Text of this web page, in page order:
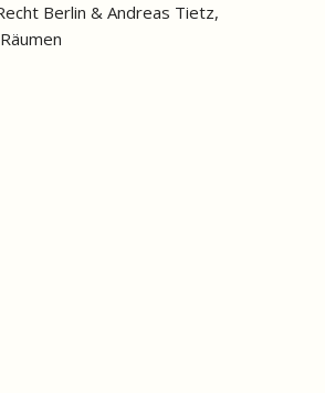
Berlin & Andreas Tietz,